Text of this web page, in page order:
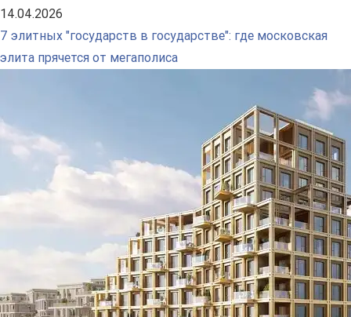
14.04.2026
7 элитных "государств в государстве": где московская
элита прячется от мегаполиса